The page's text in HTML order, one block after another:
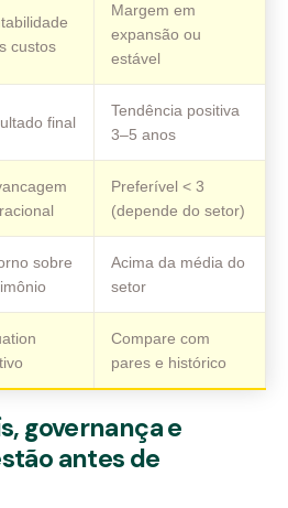
custos
Margem em
expansão ou
estável
final
Tendência positiva
3–5 anos
Preferível < 3
(depende do setor)
sobre
Acima da média do
setor
Compare com
pares e histórico
governança e
antes de